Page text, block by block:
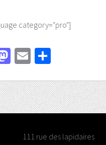
category="pro"]
Mastodon
Email
111 rue des lapidaires